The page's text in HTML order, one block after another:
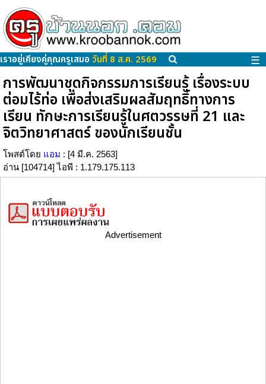
เราอยู่เคียงคู่คุณครูเสมอ วันที่ 8 ส.ค. 2569 ☰
การพัฒนาชุดกิจกรรมการเรียนรู้ เรื่องระบบ
ต่อมไร้ท่อ เพื่อส่งเสริมผลสัมฤทธิ์ทางการ
เรียน ทักษะการเรียนรู้ในศตวรรษที่ 21 และ
จิตวิทยาศาสตร์ ของนักเรียนชั้น
โพสต์โดย แอม : [4 มี.ค. 2563]
อ่าน [104714] ไอพี : 1.179.175.113
Advertisement